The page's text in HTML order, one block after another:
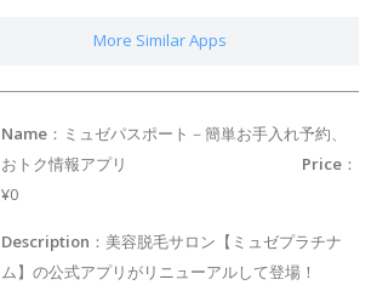
More Similar Apps
Name ：ミュゼパスポート－簡単お手入れ予約、
おトク情報アプリ
Price ：
¥0
Description ：美容脱毛サロン【ミュゼプラチナ
ム】の公式アプリがリニューアルして登場！